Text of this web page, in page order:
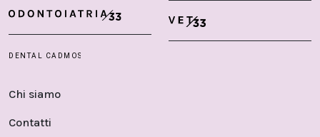
Chi siamo
Contatti